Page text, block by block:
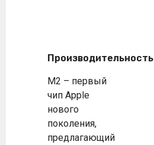
Производительность
M2 – первый
чип Apple
нового
поколения,
предлагающий